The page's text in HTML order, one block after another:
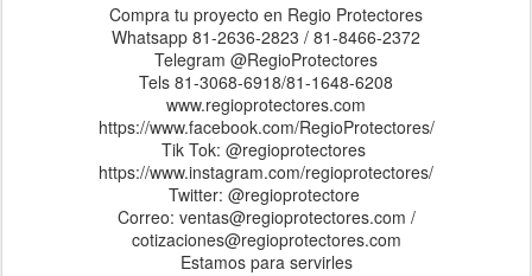
Compra tu proyecto en Regio Protectores
Whatsapp 81-2636-2823 / 81-8466-2372
Telegram @RegioProtectores
Tels 81-3068-6918/81-1648-6208
www.regioprotectores.com
https://www.facebook.com/RegioProtectores/
Tik Tok: @regioprotectores
https://www.instagram.com/regioprotectores/
Twitter: @regioprotectore
Correo: ventas@regioprotectores.com /
cotizaciones@regioprotectores.com
Estamos para servirles